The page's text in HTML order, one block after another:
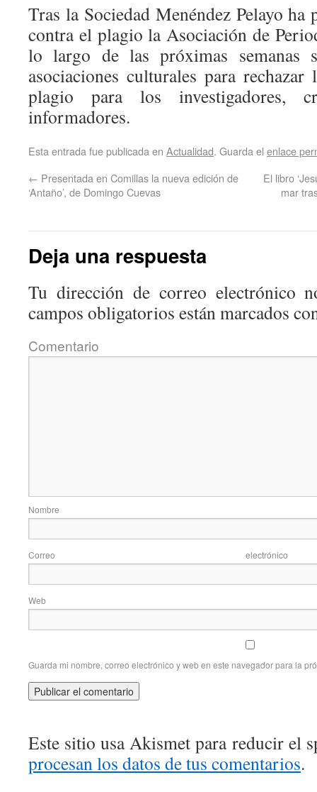
Tras la Sociedad Menéndez Pelayo ha
contra el plagio la Asociación de
lo largo de las próximas semanas
asociaciones culturales para
plagio para los investigadores,
informadores.
Esta entrada fue publicada en Actualidad. Guarda el enlace
← Presentada en Comillas la nueva edición de
‘Antaño’, de Domingo Cuevas
El libro
mar
Deja una respuesta
Tu dirección de correo electrónico
campos obligatorios están marcados
Correo
Web
Guarda mi nombre, correo electrónico y web en este navegador para la
Este sitio usa Akismet para reducir el
procesan los datos de tus comentarios.